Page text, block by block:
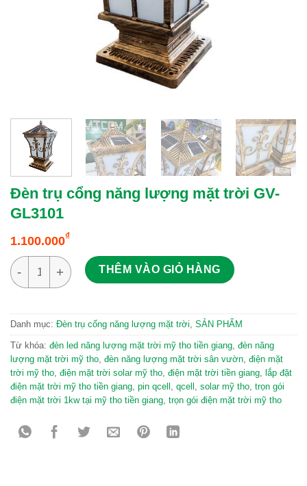
Đèn trụ cổng năng lượng mặt trời GV-
GL3101
1.100.000₫
Đèn trụ cổng năng lượng mặt trời GV-GL3101 số lượng
THÊM VÀO GIỎ HÀNG
Danh mục: Đèn trụ cổng năng lượng mặt trời, SẢN PHẨM
Từ khóa: đèn led năng lượng mặt trời mỹ tho tiền giang, đèn năng
lượng mặt trời mỹ tho, đèn năng lượng mặt trời sân vườn, điện mặt
trời mỹ tho, điện mặt trời solar mỹ tho, điện mặt trời tiền giang, lắp đặt
điện mặt trời mỹ tho tiền giang, pin qcell , qcell , solar mỹ tho, trọn gói
điện mặt trời 1kw tại mỹ tho tiền giang, trọn gói điện mặt trời mỹ tho